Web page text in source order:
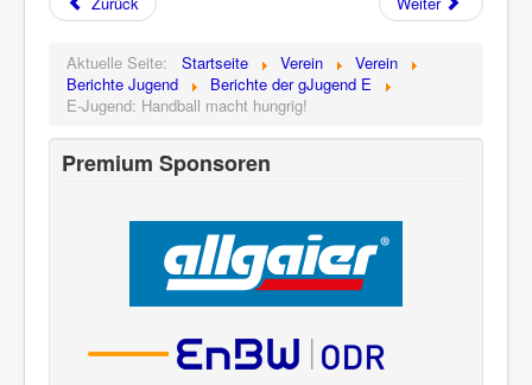
Aktuelle Seite: Startseite Verein
Verein
Berichte Jugend
Berichte der gJugend E
E-Jugend: Handball macht hungrig!
Premium Sponsoren